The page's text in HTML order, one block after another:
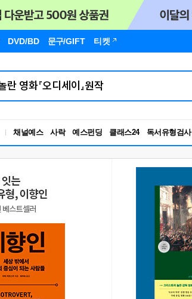
DVD/BD 문구/GIFT 티켓
채널예스 사락 예스펀딩 클래스24
RBTI Lab
독서유형검사